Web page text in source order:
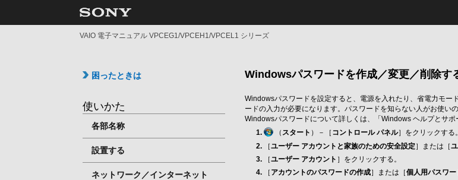
VAIO 電子マニュアル VPCEG1/VPCEH1/VPCEL1 シリーズ
困ったときは
使いかた
各部名称
設置する
ネットワーク／インターネット
Windowsパスワードを作成／変更／削除す
Windowsパスワードを設定すると、電源を入れたり、省電力モ
ードの入力が必要になります。パスワードを知らない人がお使い
Windowsパスワードについて詳しくは、「Windows ヘルプとサポ
（ スタート ）－［ コントロール パネル］をクリックする。
［ユーザー アカウントと家族のための安全設定］または［
［ユーザー アカウント ］をクリックする。
［ アカウントのパスワードの作成］または［個人用パスワ